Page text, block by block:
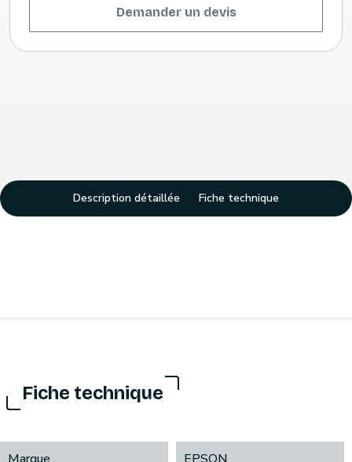
Demander un devis
Description détaillée Fiche technique
Fiche technique